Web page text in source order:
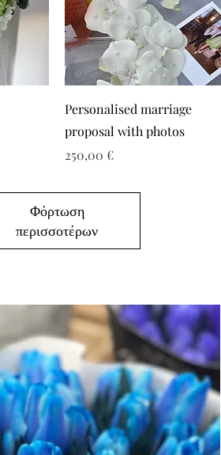
Personalised marriage
proposal with photos
Τιμή
250,00 €
Φόρτωση
περισσοτέρων